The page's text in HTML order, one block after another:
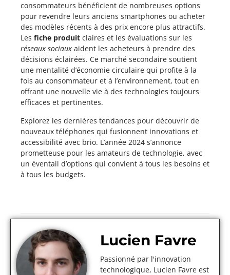
consommateurs bénéficient de nombreuses options
pour revendre leurs anciens smartphones ou acheter
des modèles récents à des prix encore plus attractifs.
Les fiche produit claires et les évaluations sur les
réseaux sociaux aident les acheteurs à prendre des
décisions éclairées. Ce marché secondaire soutient
une mentalité d’économie circulaire qui profite à la
fois au consommateur et à l’environnement, tout en
offrant une nouvelle vie à des technologies toujours
efficaces et pertinentes.
Explorez les dernières tendances pour découvrir de
nouveaux téléphones qui fusionnent innovations et
accessibilité avec brio. L’année 2024 s’annonce
prometteuse pour les amateurs de technologie, avec
un éventail d’options qui convient à tous les besoins et
à tous les budgets.
Lucien Favre
Passionné par l'innovation
technologique, Lucien Favre est